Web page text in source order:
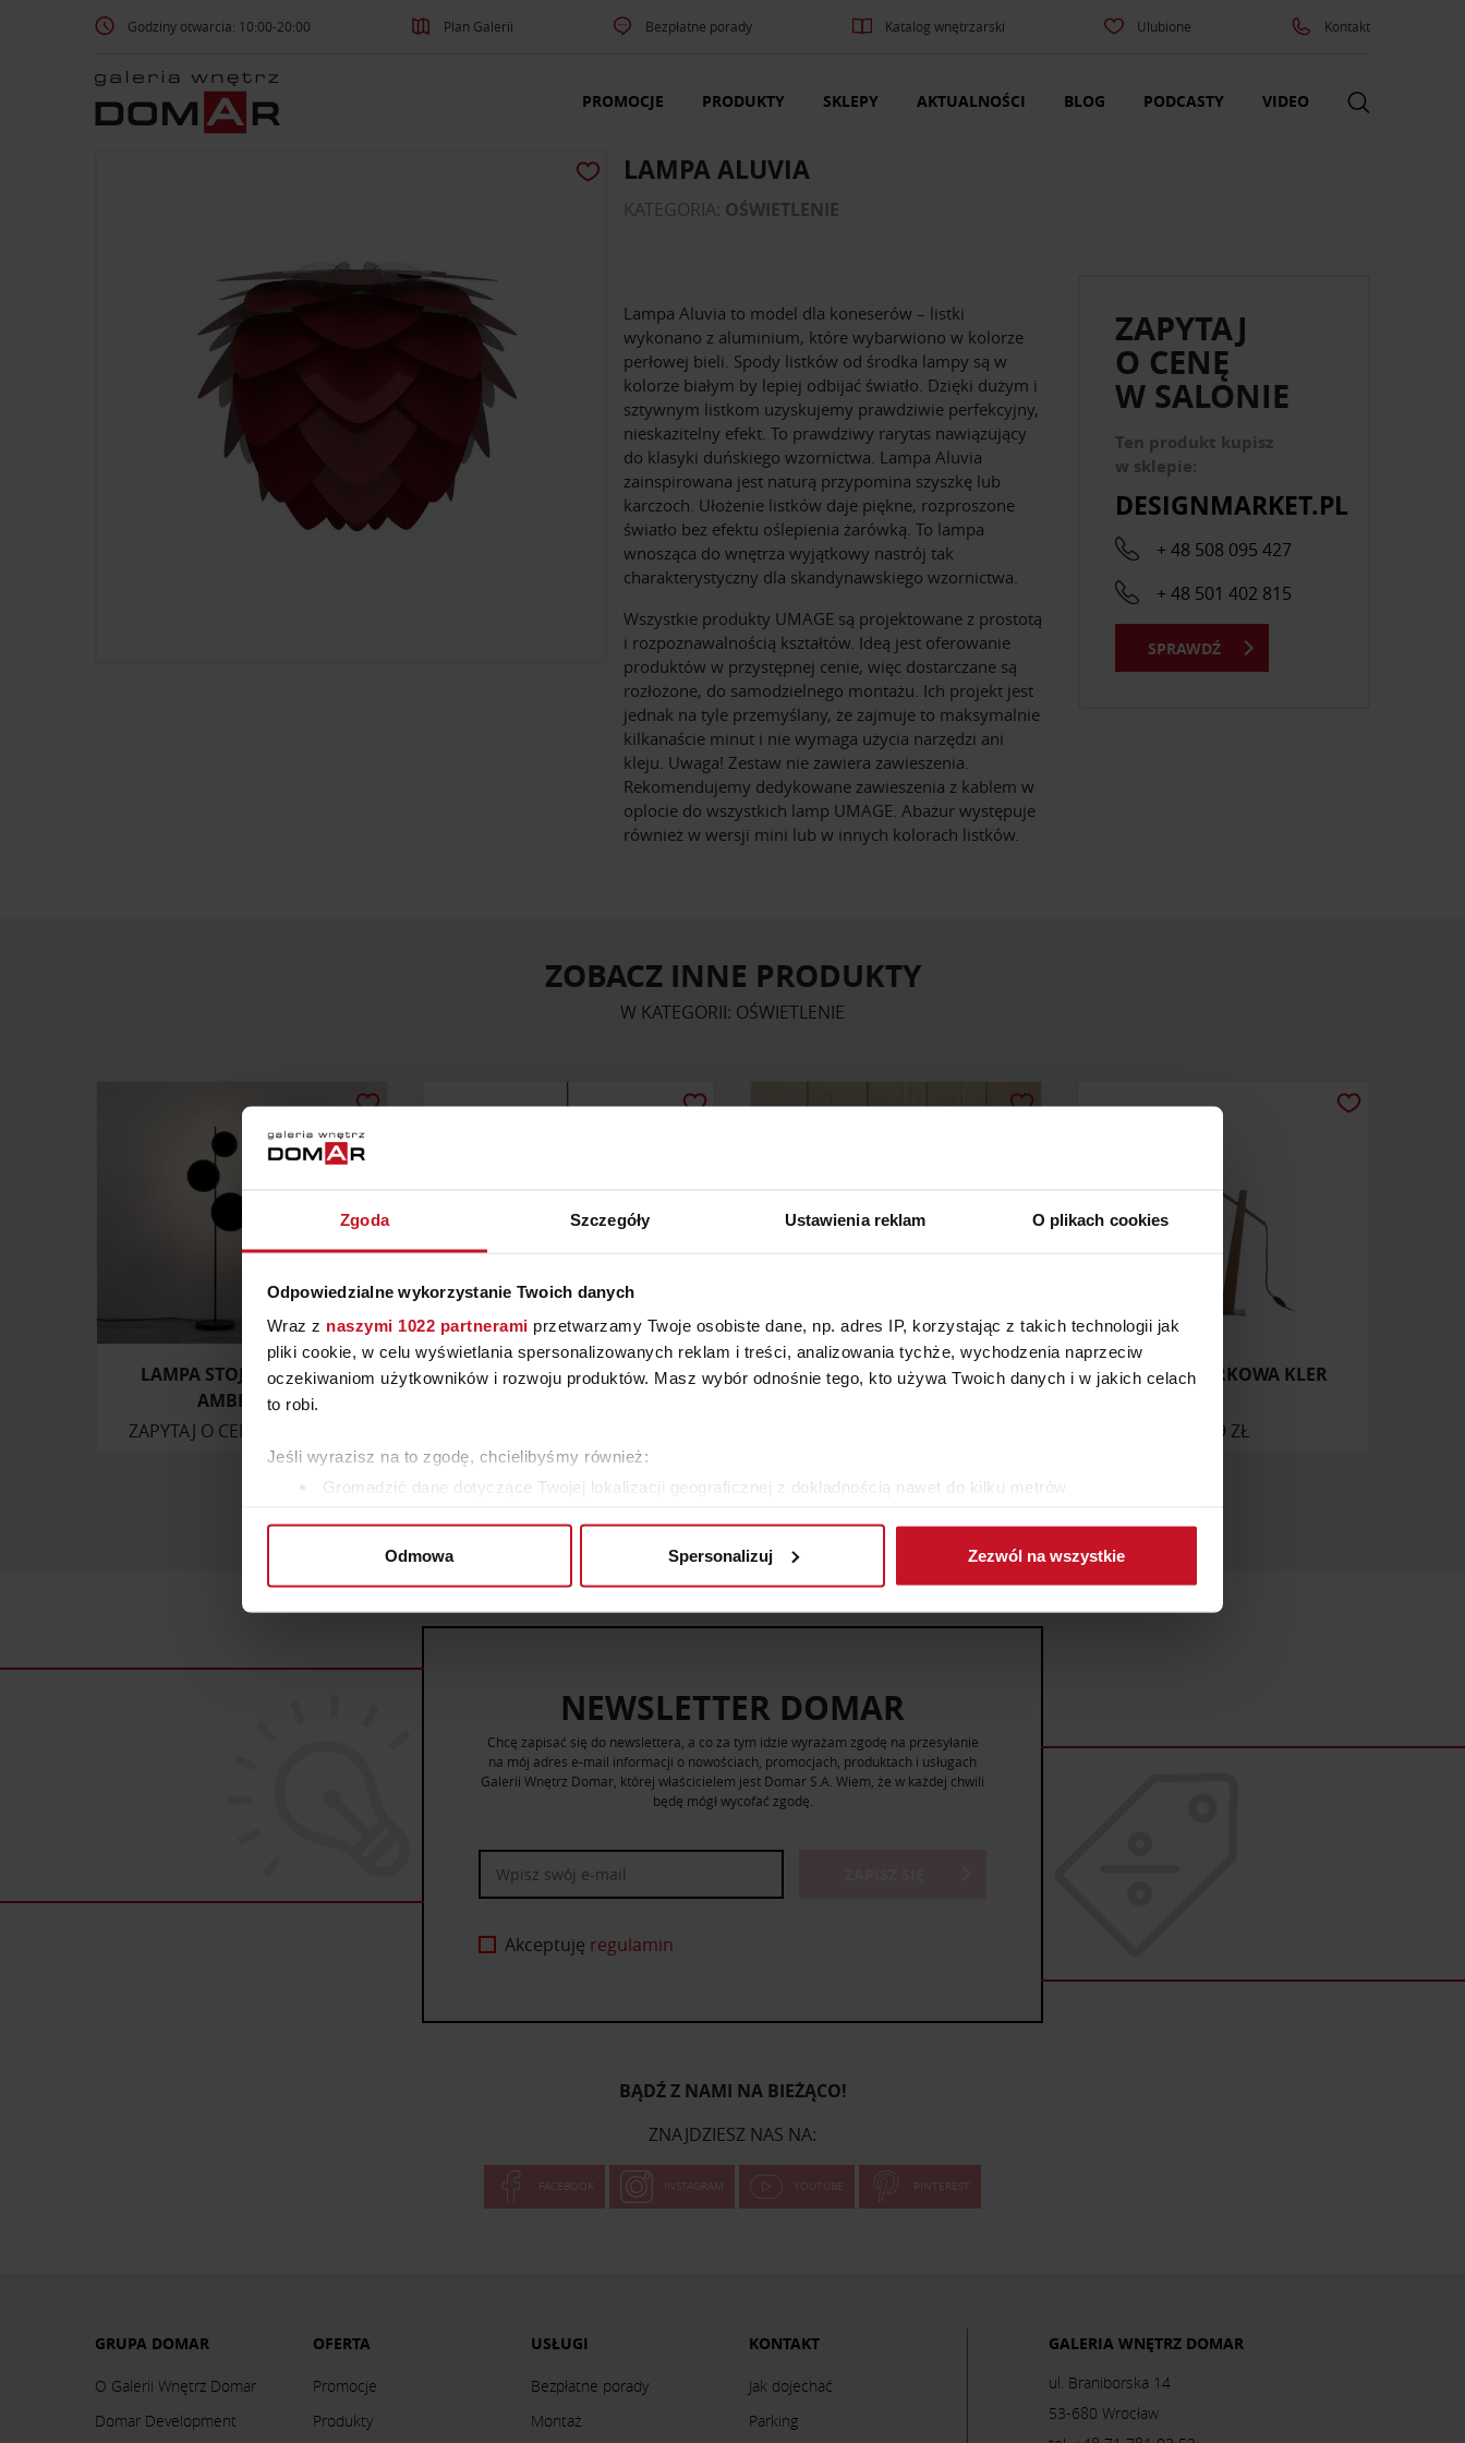
Zgoda Szczegóły Ustawienia reklam O plikach cookies
Odpowiedzialne wykorzystanie Twoich danych
Wraz z naszymi 1022 partnerami przetwarzamy Twoje osobiste dane, np. adres IP, korzystając z takich technologii jak
pliki cookie, w celu wyświetlania spersonalizowanych reklam i treści, analizowania tychże, wychodzenia naprzeciw
oczekiwaniom użytkowników i rozwoju produktów. Masz wybór odnośnie tego, kto używa Twoich danych i w jakich celach
to robi.
Jeśli wyrazisz na to zgodę, chcielibyśmy również:
Gromadzić dane dotyczące Twojej lokalizacji geograficznej z dokładnością nawet do kilku metrów
Dowiedz się więcej odnośnie tego, jak Twoje osobiste dane są przetwarzane oraz ustaw własne preferencje w
ruch w naszej witrynie. Informacje o tym, jak korzystasz z naszej witryny, udostępniamy partnerom społecznościowym,
reklamowym i analitycznym. Partnerzy mogą połączyć te informacje z innymi danymi otrzymanymi od Ciebie lub
uzyskanymi podczas korzystania z ich usług.
Odmowa Spersonalizuj Zezwól na wszystkie
Godziny otwarcia: 10:00-20:00 Plan Galerii Bezpłatne porady Katalog wnętrzarski Ulubione Kontakt
PROMOCJE PRODUKTY SKLEPY AKTUALNOŚCI BLOG PODCASTY VIDEO
LAMPA ALUVIA
KATEGORIA: OŚWIETLENIE
Lampa Aluvia to model dla koneserów – listki
wykonano z aluminium, które wybarwiono w kolorze
perłowej bieli. Spody listków od środka lampy są w
kolorze białym by lepiej odbijać światło. Dzięki dużym i
sztywnym listkom uzyskujemy prawdziwie perfekcyjny,
nieskazitelny efekt. To prawdziwy rarytas nawiązujący
do klasyki duńskiego wzornictwa. Lampa Aluvia
zainspirowana jest naturą przypomina szyszkę lub
karczoch. Ułożenie listków daje piękne, rozproszone
światło bez efektu oślepienia żarówką. To lampa
wnosząca do wnętrza wyjątkowy nastrój tak
charakterystyczny dla skandynawskiego wzornictwa.
Wszystkie produkty UMAGE są projektowane z prostotą
i rozpoznawalnością kształtów. Ideą jest oferowanie
produktów w przystępnej cenie, więc dostarczane są
rozłożone, do samodzielnego montażu. Ich projekt jest
jednak na tyle przemyślany, że zajmuje to maksymalnie
kilkanaście minut i nie wymaga użycia narzędzi ani
kleju. Uwaga! Zestaw nie zawiera zawieszenia.
Rekomendujemy dedykowane zawieszenia z kablem w
oplocie do wszystkich lamp UMAGE. Abażur występuje
również w wersji mini lub w innych kolorach listków.
ZAPYTAJ
O CENĘ
W SALONIE
Ten produkt kupisz
w sklepie:
DESIGNMARKET.PL
+ 48 508 095 427
+ 48 501 402 815
SPRAWDŹ
ZOBACZ INNE PRODUKTY
W KATEGORII: OŚWIETLENIE
LAMPA STOJĄCA CHORS
AMBIENTE
ZAPYTAJ O CENĘ W SALONIE
LAMPA WISZĄCA CAPELLO LAMPA PODŁOGOWA COPÉRNICA LAMPA BIURKOWA KLER
399 ZŁ
NEWSLETTER DOMAR
Chcę zapisać się do newslettera, a co za tym idzie wyrażam zgodę na przesyłanie
na mój adres e-mail informacji o nowościach, promocjach, produktach i usługach
Galerii Wnętrz Domar, której właścicielem jest Domar S.A. Wiem, że w każdej chwili
będę mógł wycofać zgodę.
Akceptuję regulamin
BĄDŹ Z NAMI NA BIEŻĄCO!
ZNAJDZIESZ NAS NA:
FACEBOOK INSTAGRAM YOUTUBE PINTEREST
GRUPA DOMAR
O Galerii Wnętrz Domar
Domar Development
OFERTA
Promocje
Produkty
USŁUGI
Bezpłatne porady
Montaż
KONTAKT
Jak dojechać
Parking
GALERIA WNĘTRZ DOMAR
ul. Braniborska 14
53-680 Wrocław